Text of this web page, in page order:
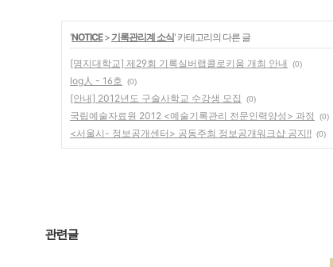
'NOTICE> 기록관리계 소식' 카테고리의 다른 글
[명지대학교] 제29회 기록실버랩콜로키움 개최 안내 (0)
log人 - 16호 (0)
[안내] 2012년도 구술사학교 수강생 모집 (0)
국립예술자료원 2012 <예술기록관리 전문인력양성> 과정 (0)
<서울시- 정보공개센터> 공동주최 정보공개워크샵 공지!! (0)
관련글